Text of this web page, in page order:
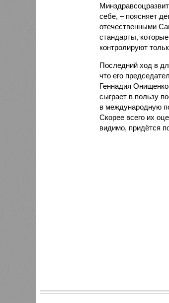
себе, – поясняет
отечественными
стандарты,
контролируют
Последний ход в
что его
Геннадия
сыграет в пользу
в международную
Скорее всего их
видимо, придётся
Среди новых